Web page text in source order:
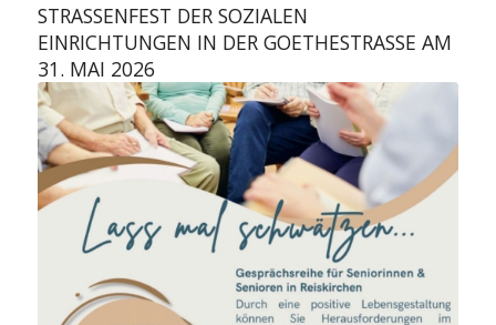
STRASSENFEST DER SOZIALEN E
INRICHTUNGEN IN DER GOETHESTRASSE AM 31
. MAI 2026